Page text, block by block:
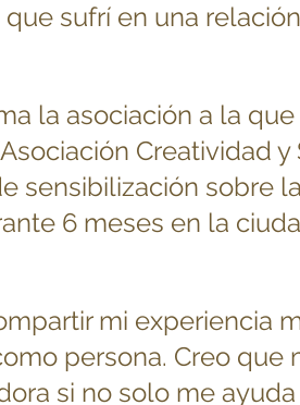
sufrí en una
la asociación a la
Creatividad
sensibilización sobre
6 meses en la
mi experiencia
persona. Creo que
si no solo me